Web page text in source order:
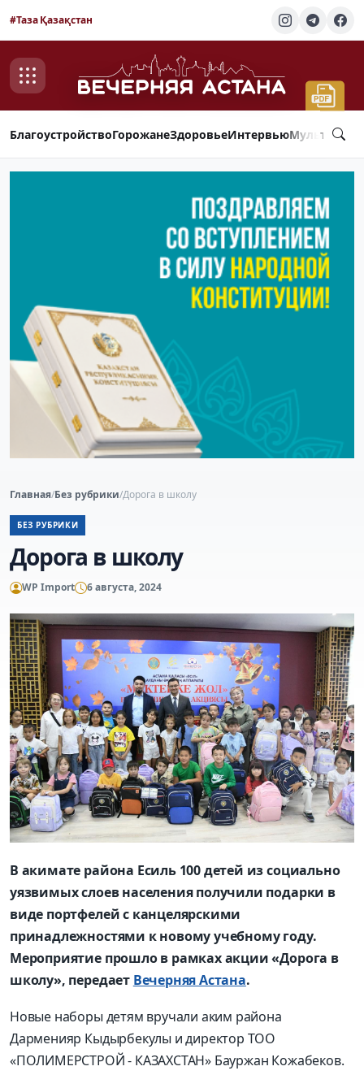
#Таза Қазақстан
БлагоустройствоГорожанеЗдоровьеИнтервью
Главная/Без рубрики/Дорога в школу
БЕЗ РУБРИКИ
Дорога в школу
WP Import 6 августа, 2024
В акимате района Есиль 100 детей из социально
уязвимых слоев населения получили подарки в
виде портфелей с канцелярскими
принадлежностями к новому учебному году.
Мероприятие прошло в рамках акции «Дорога в
школу», передает Вечерняя Астана.
Новые наборы детям вручали аким района
Дарменияр Кыдырбекулы и директор ТОО
«ПОЛИМЕРСТРОЙ - КАЗАХСТАН» Бауржан Кожабеков.